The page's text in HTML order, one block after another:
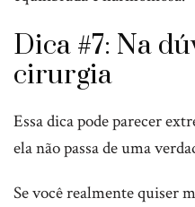
Dica #7: Na
cirurgia
Essa dica pode parecer
ela não passa de uma
Se você realmente quiser